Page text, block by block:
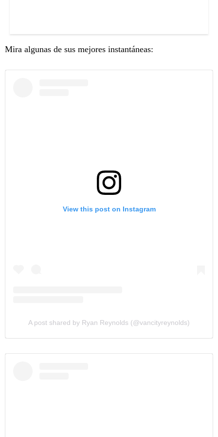
Mira algunas de sus mejores instantáneas:
View this post on Instagram
A post shared by Ryan Reynolds (@vancityreynolds)